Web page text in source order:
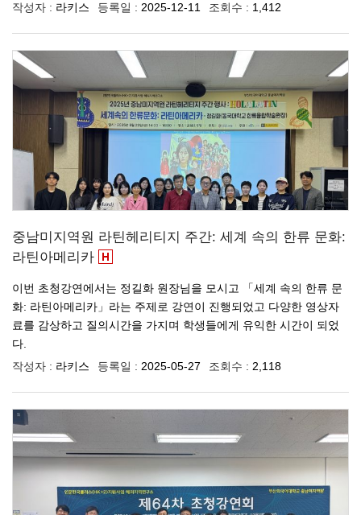
작성자 : 라키스 등록일 : 2025-12-11 조회수 : 1,412
중남미지역원 라틴헤리티지 주간: 세계 속의 한류 문화:
라틴아메리카
이번 초청강연에서는 정길화 원장님을 모시고 「세계 속의 한류 문
화: 라틴아메리카」라는 주제로 강연이 진행되었고 다양한 영상자
료를 감상하고 질의시간을 가지며 학생들에게 유익한 시간이 되었
다.
작성자 : 라키스 등록일 : 2025-05-27 조회수 : 2,118